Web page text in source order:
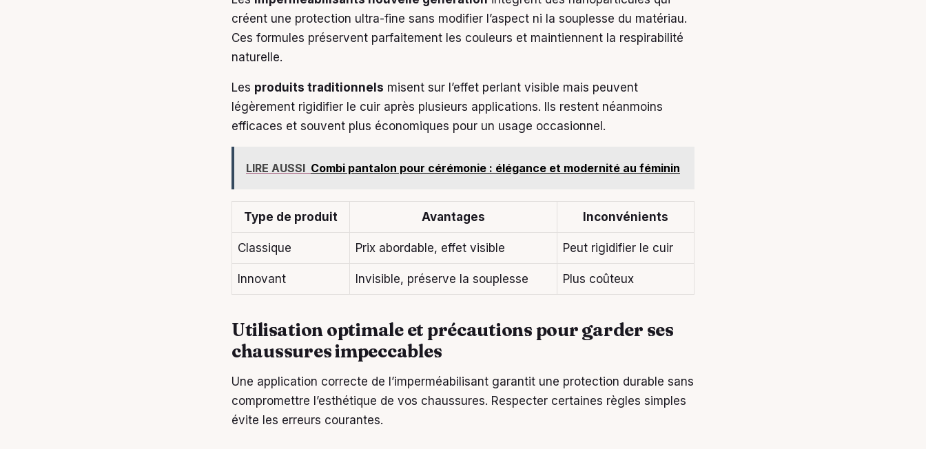
créent une protection ultra-fine sans modifier l’aspect ni la souplesse du matériau.
Ces formules préservent parfaitement les couleurs et maintiennent la respirabilité
naturelle.
Les produits traditionnels misent sur l’effet perlant visible mais peuvent
légèrement rigidifier le cuir après plusieurs applications. Ils restent néanmoins
efficaces et souvent plus économiques pour un usage occasionnel.
LIRE AUSSI Combi pantalon pour cérémonie : élégance et modernité au féminin
Type de produit Avantages Inconvénients
Classique Prix abordable, effet visible Peut rigidifier le cuir
Innovant Invisible, préserve la souplesse Plus coûteux
Utilisation optimale et précautions pour garder ses
chaussures impeccables
Une application correcte de l’imperméabilisant garantit une protection durable sans
compromettre l’esthétique de vos chaussures. Respecter certaines règles simples
évite les erreurs courantes.